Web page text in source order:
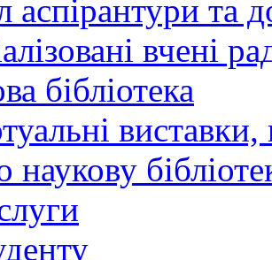
аспірантури та
вчені
бібліотека
виставки,
наукову